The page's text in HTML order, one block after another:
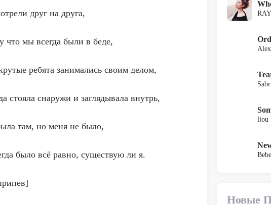
друг на друга,
что мы всегда были в беде,
ребята занимались своим делом,
стояла снаружи и заглядывала внутрь,
там, но меня не было,
было всё равно, существую ли я.
liou
Новые